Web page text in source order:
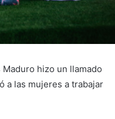
hizo un llamado
a las mujeres a trabajar